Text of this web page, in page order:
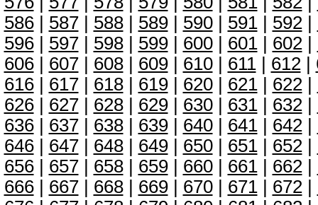
586| 587| 588| 589| 590| 591| 592|
596| 597| 598| 599| 600| 601| 602|
606| 607| 608| 609| 610| 611| 612|
616| 617| 618| 619| 620| 621| 622|
626| 627| 628| 629| 630| 631| 632|
636| 637| 638| 639| 640| 641| 642|
646| 647| 648| 649| 650| 651| 652|
656| 657| 658| 659| 660| 661| 662|
666| 667| 668| 669| 670| 671| 672|